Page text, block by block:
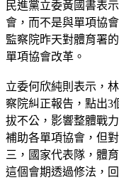
民進黨立委黃國書表
會，而不是與單項協
監察院昨天對體育署
單項協會改革。
立委何欣純則表示，
察院糾正報告，點出3
拔不公，影響整體戰
補助各單項協會，但
三，國家代表隊，體
這個會期透過修法，